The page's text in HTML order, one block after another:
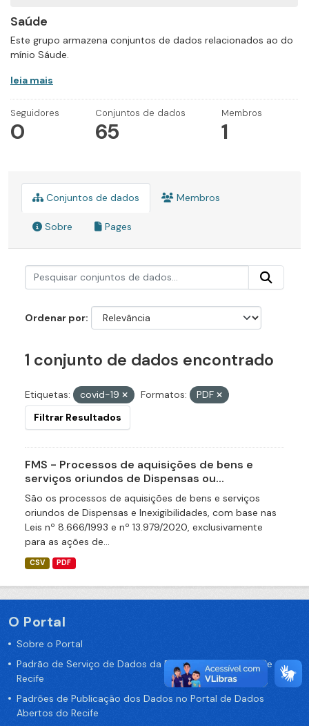
Saúde
Este grupo armazena conjuntos de dados relacionados ao do
mínio Sáude.
leia mais
Seguidores
0
Conjuntos de dados
65
Membros
1
Conjuntos de dados Membros
Sobre Pages
Ordenar por
1 conjunto de dados encontrado
Etiquetas: covid-19 Formatos:
PDF
Filtrar Resultados
FMS - Processos de aquisições de bens e
serviços oriundos de Dispensas ou...
São os processos de aquisições de bens e serviços
oriundos de Dispensas e Inexigibilidades, com base nas
Leis nº 8.666/1993 e nº 13.979/2020, exclusivamente
para as ações de...
CSV PDF
O Portal
Sobre o Portal
Padrão de Serviço de Dados da Prefeitura da Cidade de
Recife
Padrões de Publicação dos Dados no Portal de Dados
Abertos do Recife